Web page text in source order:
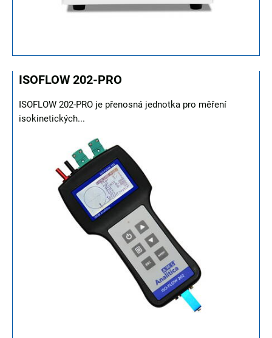
ISOFLOW 202-PRO
ISOFLOW 202-PRO je přenosná jednotka pro měření
isokinetických...